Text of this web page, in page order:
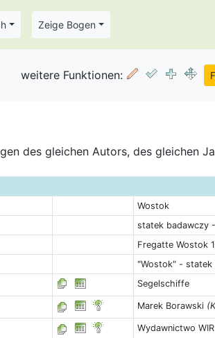
Zeige Bogen
weitere Funktionen:
des gleichen Autors, des gleichen
Wostok
statek badawczy
Fregatte Wostok
"Wostok" - statek
Segelschiffe
Marek Borawski
Wydawnictwo